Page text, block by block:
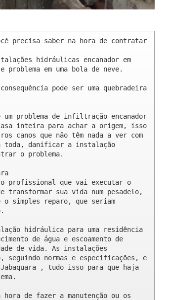
precisa saber na hora de contratar
hidráulicas encanador em
em uma bola de neve.
pode ser uma quebradeira
problema de infiltração encanador
casa inteira para achar a origem, isso
canos que não têm nada a ver com
toda, danificar a instalação
o problema.
o profissional que vai executar o
transformar sua vida num pesadelo,
o simples reparo, que seriam
hidráulica para uma residência
de água e escoamento de
de vida. As instalações
seguindo normas e especificações, e
, tudo isso para que haja
de fazer a manutenção ou os